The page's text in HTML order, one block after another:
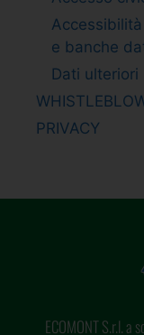
e banche
Dati ulteriori
PRIVACY
ECOMONT S.r.l.